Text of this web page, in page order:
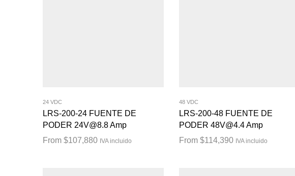
24 VDC
LRS-200-24 FUENTE DE
PODER 24V@8.8 Amp
From$107,880 IVA incluido
48 VDC
LRS-200-48 FUENTE DE
PODER 48V@4.4 Amp
From$114,390 IVA incluido